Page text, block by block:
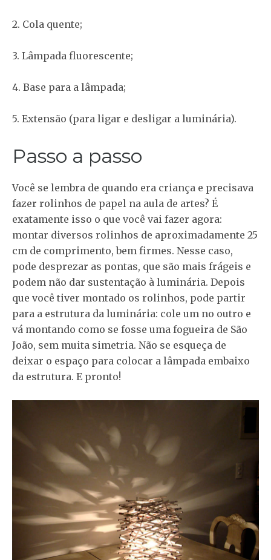
2. Cola quente;
3. Lâmpada fluorescente;
4. Base para a lâmpada;
5. Extensão (para ligar e desligar a luminária).
Passo a passo
Você se lembra de quando era criança e precisava
fazer rolinhos de papel na aula de artes? É
exatamente isso o que você vai fazer agora:
montar diversos rolinhos de aproximadamente 25
cm de comprimento, bem firmes. Nesse caso,
pode desprezar as pontas, que são mais frágeis e
podem não dar sustentação à luminária. Depois
que você tiver montado os rolinhos, pode partir
para a estrutura da luminária: cole um no outro e
vá montando como se fosse uma fogueira de São
João, sem muita simetria. Não se esqueça de
deixar o espaço para colocar a lâmpada embaixo
da estrutura. E pronto!